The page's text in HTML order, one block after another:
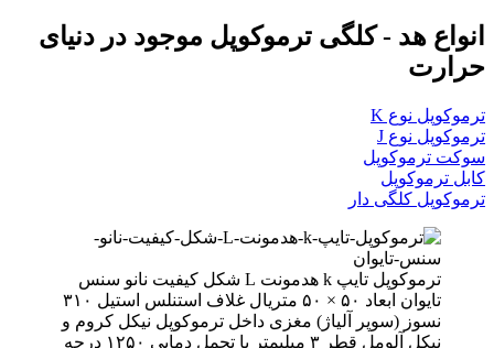
انواع هد - کلگی ترموکوپل موجود در دنیای
حرارت
ترموکوپل نوع K
ترموکوپل نوع J
سوکت ترموکوپل
کابل ترموکوپل
ترموکوپل کلگی دار
ترموکوپل تایپ k هدمونت L شکل کیفیت نانو سنس
تایوان ابعاد ۵۰ × ۵۰ متریال غلاف استنلس استیل ۳۱۰
نسوز (سوپر آلیاژ) مغزی داخل ترموکوپل نیکل کروم و
نیکل آلومل قطر ۳ میلیمتر با تحمل دمایی ۱۲۵۰ درجه